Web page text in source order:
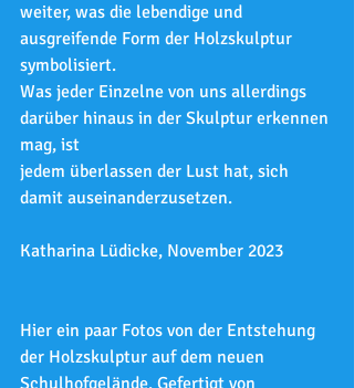
weiter, was die lebendige und
ausgreifende Form der Holzskulptur
symbolisiert.
Was jeder Einzelne von uns allerdings
darüber hinaus in der Skulptur erkennen
mag, ist
jedem überlassen der Lust hat, sich
damit auseinanderzusetzen.
Katharina Lüdicke, November 2023
Hier ein paar Fotos von der Entstehung
der Holzskulptur auf dem neuen
Schulhofgelände. Gefertigt von